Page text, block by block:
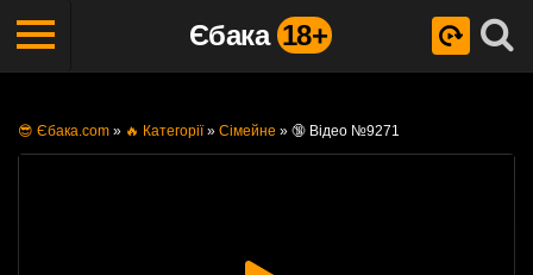
Єбака 18+
😎 Єбака.com » 🔥 Категорії» Сімейне » 🔞 Відео №9271